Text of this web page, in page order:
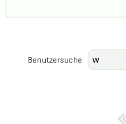
Benutzersuche